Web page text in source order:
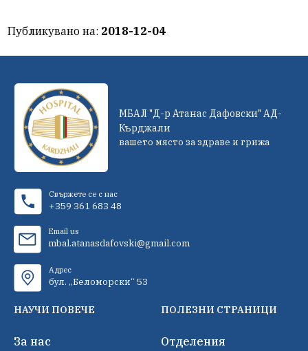
Публикувано на: 2018-12-04
МБАЛ "Д-р Атанас Дафовски" АД-
Кърджали
вашето място за здраве и грижа
Свържете се с нас
+359 361 683 48
Email us
mbal.atanasdafovski@gmail.com
Адрес
бул. „Беломорски“ 53
НАУЧИ ПОВЕЧЕ
За нас
ПОЛЕЗНИ СТРАНИЦИ
Отделения